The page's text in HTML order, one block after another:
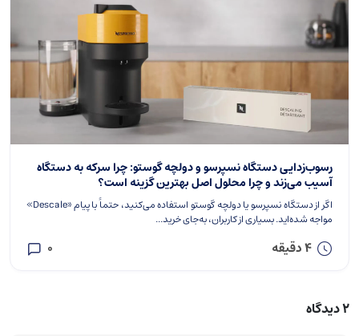
رسوب‌زدایی دستگاه نسپرسو و دولچه گوستو: چرا سرکه به دستگاه
آسیب می‌زند و چرا محلول اصل بهترین گزینه است؟
اگر از دستگاه نسپرسو یا دولچه گوستو استفاده می‌کنید، حتماً با پیام «Descale»
مواجه شده‌اید. بسیاری از کاربران، به‌جای خرید...
4 دقیقه 0
2 دیدگاه